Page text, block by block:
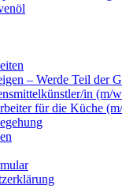
– Werde Teil der
in (m/
für die Küche